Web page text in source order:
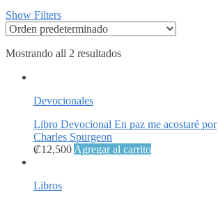
Show Filters
Mostrando all 2 resultados
Devocionales
Libro Devocional En paz me acostaré por
Charles Spurgeon
₡12,500 Agregar al carrito
Libros